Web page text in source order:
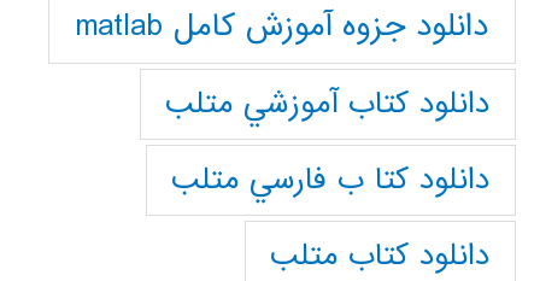
دانلود جزوه آموزش کامل matlab
دانلود كتاب آموزشي متلب
دانلود كتا ب فارسي متلب
دانلود كتاب متلب